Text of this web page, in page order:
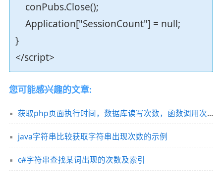
conPubs.Close();
Application["SessionCount"] = null;
}
</script>
您可能感兴趣的文章:
获取php页面执行时间，数据库读写次数，函数调用次数等(THINKphp)
java字符串比较获取字符串出现次数的示例
c#字符串查找某词出现的次数及索引